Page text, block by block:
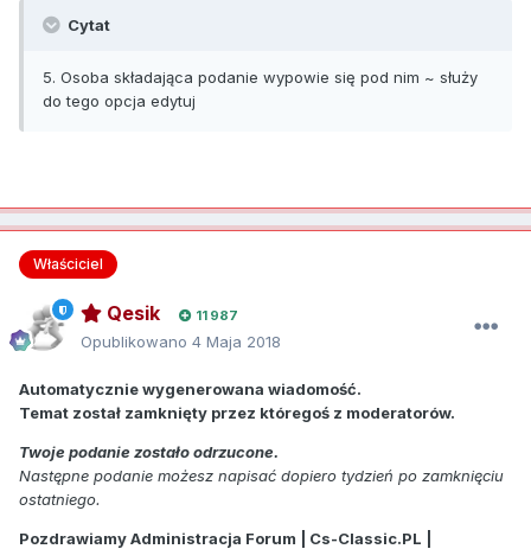
Cytat
5. Osoba składająca podanie wypowie się pod nim ~ służy
do tego opcja edytuj
Właściciel
Qesik 11 987
Opublikowano 4 Maja 2018
Automatycznie wygenerowana wiadomość.
Temat został zamknięty przez któregoś z moderatorów.
Twoje podanie zostało odrzucone.
Następne podanie możesz napisać dopiero tydzień po zamknięciu
ostatniego.
Pozdrawiamy Administracja Forum | Cs-Classic.PL |